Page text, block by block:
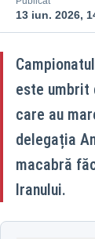
13 iun. 2026,
este umbrit
care au
delegația
macabră
Iranului.